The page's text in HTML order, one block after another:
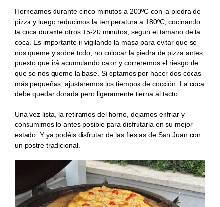
Horneamos durante cinco minutos a 200ºC con la piedra de
pizza y luego reducimos la temperatura a 180ºC, cocinando
la coca durante otros 15-20 minutos, según el tamaño de la
coca. Es importante ir vigilando la masa para evitar que se
nos queme y sobre todo, no colocar la piedra de pizza antes,
puesto que irá acumulando calor y correremos el riesgo de
que se nos queme la base. Si optamos por hacer dos cocas
más pequeñas, ajustaremos los tiempos de cocción. La coca
debe quedar dorada pero ligeramente tierna al tacto.
Una vez lista, la retiramos del horno, dejamos enfriar y
consumimos lo antes posible para disfrutarla en su mejor
estado. Y ya podéis disfrutar de las fiestas de San Juan con
un postre tradicional.